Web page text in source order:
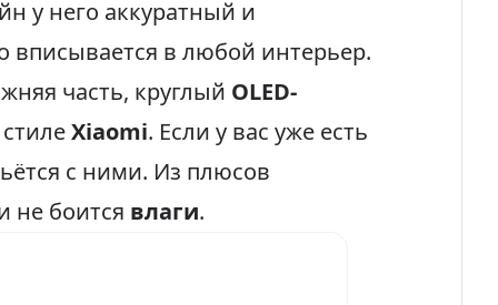
у него аккуратный и
вписывается в любой интерьер.
часть, круглый OLED-
Xiaomi. Если у вас уже есть
с ними. Из плюсов
не боится влаги.